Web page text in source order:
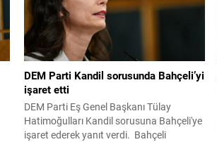
DEM Parti Kandil sorusunda Bahçeli’yi
işaret etti
DEM Parti Eş Genel Başkanı Tülay
Hatimoğulları Kandil sorusuna Bahçeli'ye
işaret ederek yanıt verdi. Bahçeli